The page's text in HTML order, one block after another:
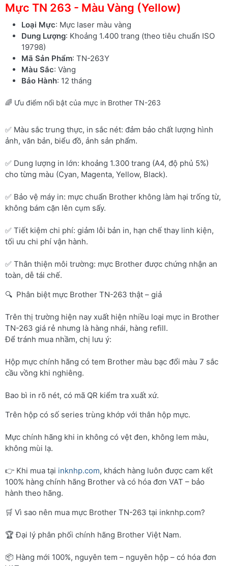
Mực TN 263 - Màu Vàng (Yellow)
Loại Mực: Mực laser màu vàng
Dung Lượng: Khoảng 1.400 trang (theo tiêu chuẩn ISO
19798)
Mã Sản Phẩm: TN-263Y
Màu Sắc: Vàng
Bảo Hành: 12 tháng
🌈 Ưu điểm nổi bật của mực in Brother TN-263
✅ Màu sắc trung thực, in sắc nét: đảm bảo chất lượng hình
ảnh, văn bản, biểu đồ, ảnh sản phẩm.
✅ Dung lượng in lớn: khoảng 1.300 trang (A4, độ phủ 5%)
cho từng màu (Cyan, Magenta, Yellow, Black).
✅ Bảo vệ máy in: mực chuẩn Brother không làm hại trống từ,
không bám cặn lên cụm sấy.
✅ Tiết kiệm chi phí: giảm lỗi bản in, hạn chế thay linh kiện,
tối ưu chi phí vận hành.
✅ Thân thiện môi trường: mực Brother được chứng nhận an
toàn, dễ tái chế.
🔍 Phân biệt mực Brother TN-263 thật – giả
Trên thị trường hiện nay xuất hiện nhiều loại mực in Brother
TN-263 giá rẻ nhưng là hàng nhái, hàng refill.
Để tránh mua nhầm, chị lưu ý:
Hộp mực chính hãng có tem Brother màu bạc đổi màu 7 sắc
cầu vồng khi nghiêng.
Bao bì in rõ nét, có mã QR kiểm tra xuất xứ.
Trên hộp có số series trùng khớp với thân hộp mực.
Mực chính hãng khi in không có vệt đen, không lem màu,
không mùi lạ.
👉 Khi mua tại inknhp.com, khách hàng luôn được cam kết
100% hàng chính hãng Brother và có hóa đơn VAT – bảo
hành theo hãng.
🛒 Vì sao nên mua mực Brother TN-263 tại inknhp.com?
🏆 Đại lý phân phối chính hãng Brother Việt Nam.
📦 Hàng mới 100%, nguyên tem – nguyên hộp – có hóa đơn